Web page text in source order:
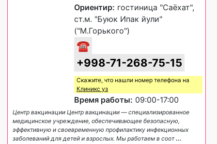
Ориентир: гостиница "Саёхат",
ст.м. "Буюк Ипак йули"
("М.Горького")
☎
+998-71-268-75-15
Скажите, что нашли номер телефона на
Клиникс уз
Время работы: 09:00-17:00
Центр вакцинации Центр вакцинации — специализированное
медицинское учреждение, обеспечивающее безопасную,
эффективную и своевременную профилактику инфекционных
заболеваний для детей и взрослых. Мы работаем в соот...